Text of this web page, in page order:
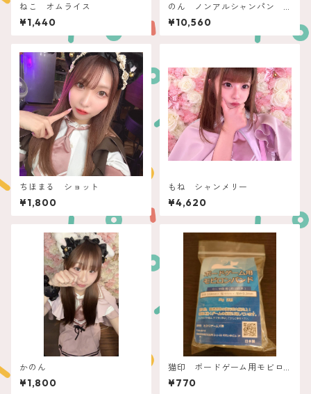
ねこ オムライス
¥1,440
のん ノンアルシャンパン
ポムビオ
¥10,560
ちほまる ショット
¥1,800
もね シャンメリー
¥4,620
かのん
¥1,800
猫印 ボードゲーム用モビロ
ンバンド（小～中箱用）新
型 透明 50ｇ
¥770